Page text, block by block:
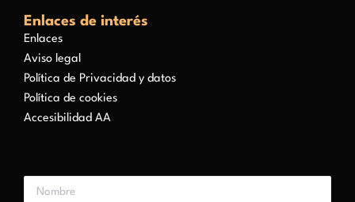
Enlaces de interés
Enlaces
Aviso legal
Política de Privacidad y datos
Política de cookies
Accesibilidad AA